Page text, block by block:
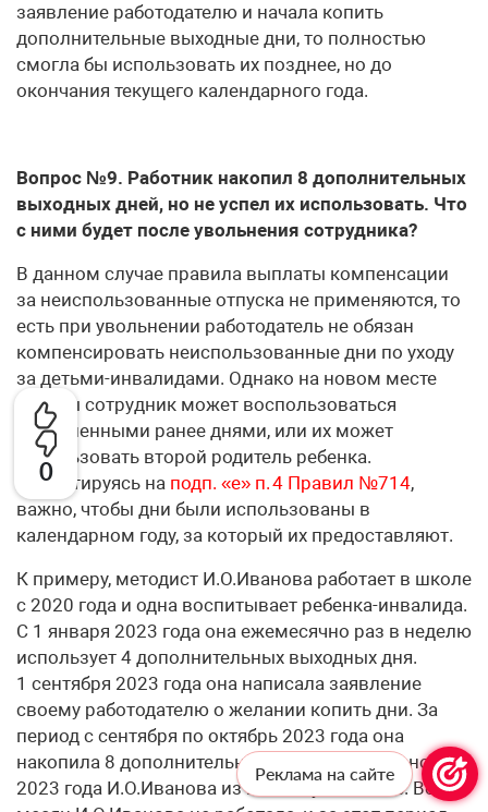
0
заявление работодателю и начала копить
дополнительные выходные дни, то полностью
смогла бы использовать их позднее, но до
окончания текущего календарного года.
Вопрос №9. Работник накопил 8 дополнительных
выходных дней, но не успел их использовать. Что
с ними будет после увольнения сотрудника?
В данном случае правила выплаты компенсации
за неиспользованные отпуска не применяются, то
есть при увольнении работодатель не обязан
компенсировать неиспользованные дни по уходу
за детьми-инвалидами. Однако на новом месте
работы сотрудник может воспользоваться
накопленными ранее днями, или их может
использовать второй родитель ребенка.
Ориентируясь на подп. «е» п. 4 Правил №714,
важно, чтобы дни были использованы в
календарном году, за который их предоставляют.
К примеру, методист И.О.Ива­нова работает в школе
с 2020 года и одна воспитывает ребенка-инвалида.
С 1 января 2023 года она ежемесячно раз в неделю
использует 4 дополнительных выходных дня.
1 сентября 2023 года она написала заявление
своему работодателю о желании копить дни. За
период с сентября по октябрь 2023 года она
накопила 8 дополнительных дней. Однако 2 ноября
2023 года И.О.Иванова из школы уволилась. Весь
Реклама на сайте